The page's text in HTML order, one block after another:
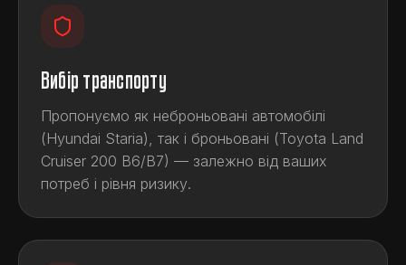
Вибір транспорту
Пропонуємо як неброньовані автомобілі
(Hyundai Staria), так і броньовані (Toyota Land
Cruiser 200 В6/В7) — залежно від ваших
потреб і рівня ризику.